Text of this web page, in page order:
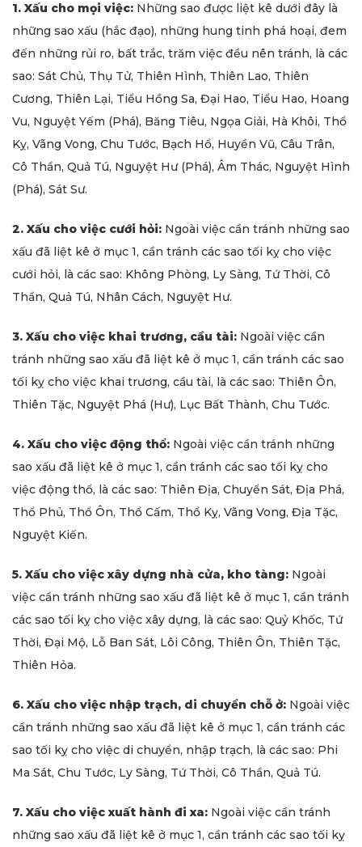
1. Xấu cho mọi việc: Những sao được liệt kê dưới đây là
những sao xấu (hắc đạo), những hung tinh phá hoại, đem
đến những rủi ro, bất trắc, trăm việc đều nên tránh, là các
sao: Sát Chủ, Thụ Tử, Thiên Hình, Thiên Lao, Thiên
Cương, Thiên Lại, Tiểu Hồng Sa, Đại Hao, Tiểu Hao, Hoang
Vu, Nguyệt Yếm (Phá), Băng Tiêu, Ngọa Giải, Hà Khôi, Thổ
Kỵ, Vãng Vong, Chu Tước, Bạch Hổ, Huyền Vũ, Câu Trân,
Cô Thần, Quả Tú, Nguyệt Hư (Phá), Âm Thác, Nguyệt Hình
(Phá), Sát Sư.
2. Xấu cho việc cưới hỏi: Ngoài việc cần tránh những sao
xấu đã liệt kê ở mục 1, cần tránh các sao tối kỵ cho việc
cưới hỏi, là các sao: Không Phòng, Ly Sàng, Tứ Thời, Cô
Thần, Quả Tú, Nhân Cách, Nguyệt Hư.
3. Xấu cho việc khai trương, cầu tài: Ngoài việc cần
tránh những sao xấu đã liệt kê ở mục 1, cần tránh các sao
tối kỵ cho việc khai trương, cầu tài, là các sao: Thiên Ôn,
Thiên Tặc, Nguyệt Phá (Hư), Lục Bất Thành, Chu Tước.
4. Xấu cho việc động thổ: Ngoài việc cần tránh những
sao xấu đã liệt kê ở mục 1, cần tránh các sao tối kỵ cho
việc động thổ, là các sao: Thiên Địa, Chuyển Sát, Địa Phá,
Thổ Phủ, Thổ Ôn, Thổ Cấm, Thổ Kỵ, Vãng Vong, Địa Tặc,
Nguyệt Kiến.
5. Xấu cho việc xây dựng nhà cửa, kho tàng: Ngoài
việc cần tránh những sao xấu đã liệt kê ở mục 1, cần tránh
các sao tối kỵ cho việc xây dựng, là các sao: Quỷ Khốc, Tứ
Thời, Đại Mộ, Lỗ Ban Sát, Lôi Công, Thiên Ôn, Thiên Tặc,
Thiên Hỏa.
6. Xấu cho việc nhập trạch, di chuyển chỗ ở: Ngoài việc
cần tránh những sao xấu đã liệt kê ở mục 1, cần tránh các
sao tối kỵ cho việc di chuyển, nhập trạch, là các sao: Phi
Ma Sát, Chu Tước, Ly Sàng, Tứ Thời, Cô Thần, Quả Tú.
7. Xấu cho việc xuất hành đi xa: Ngoài việc cần tránh
những sao xấu đã liệt kê ở mục 1, cần tránh các sao tối kỵ